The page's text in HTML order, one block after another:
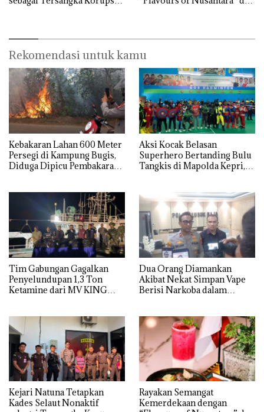
Rekomendasi untuk kamu
Kebakaran Lahan 600 Meter
Persegi di Kampung Bugis,
Diduga Dipicu Pembakaran
Aksi Kocak Belasan
Superhero Bertanding Bulu
Tangkis di Mapolda Kepri,
Tim Gabungan Gagalkan
Penyelundupan 1,3 Ton
Ketamine dari MV KING
Dua Orang Diamankan
Akibat Nekat Simpan Vape
Berisi Narkoba dalam
Kejari Natuna Tetapkan
Kades Selaut Nonaktif
Rayakan Semangat
Kemerdekaan dengan